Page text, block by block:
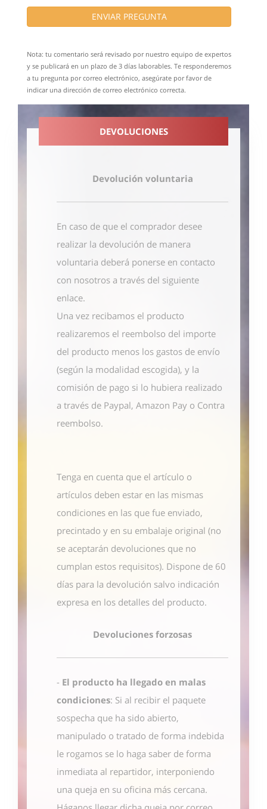
ENVIAR PREGUNTA
Nota: tu comentario será revisado por nuestro equipo de expertos
y se publicará en un plazo de 3 días laborables. Te responderemos
a tu pregunta por correo electrónico, asegúrate por favor de
indicar una dirección de correo electrónico correcta.
DEVOLUCIONES
Devolución voluntaria
En caso de que el comprador desee
realizar la devolución de manera
voluntaria deberá ponerse en contacto
con nosotros a través del siguiente
enlace.
Una vez recibamos el producto
realizaremos el reembolso del importe
del producto menos los gastos de envío
(según la modalidad escogida), y la
comisión de pago si lo hubiera realizado
a través de Paypal, Amazon Pay o Contra
reembolso.
Tenga en cuenta que el artículo o
artículos deben estar en las mismas
condiciones en las que fue enviado,
precintado y en su embalaje original (no
se aceptarán devoluciones que no
cumplan estos requisitos). Dispone de 60
días para la devolución salvo indicación
expresa en los detalles del producto.
Devoluciones forzosas
- El producto ha llegado en malas
condiciones: Si al recibir el paquete
sospecha que ha sido abierto,
manipulado o tratado de forma indebida
le rogamos se lo haga saber de forma
inmediata al repartidor, interponiendo
una queja en su oficina más cercana.